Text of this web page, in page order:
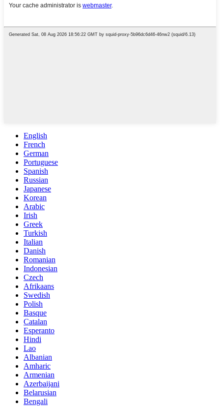
English
French
German
Portuguese
Spanish
Russian
Japanese
Korean
Arabic
Irish
Greek
Turkish
Italian
Danish
Romanian
Indonesian
Czech
Afrikaans
Swedish
Polish
Basque
Catalan
Esperanto
Hindi
Lao
Albanian
Amharic
Armenian
Azerbaijani
Belarusian
Bengali